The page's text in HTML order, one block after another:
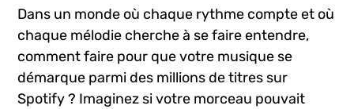
Dans un monde où​ chaque ‍rythme compte et ​où
chaque mélodie cherche à se faire entendre,
comment faire pour que votre musique se
démarque parmi⁤ des millions de titres‍ sur
‍Spotify ? Imaginez si votre morceau pouvait